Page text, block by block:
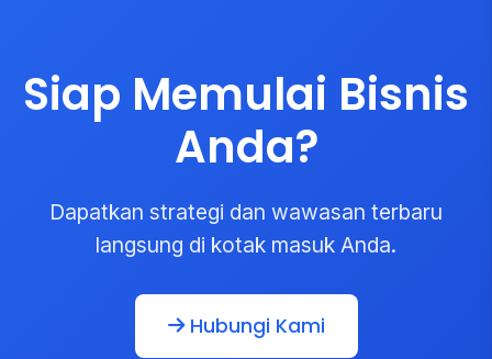
Siap Memulai Bisnis
Anda?
Dapatkan strategi dan wawasan terbaru
langsung di kotak masuk Anda.
Hubungi Kami